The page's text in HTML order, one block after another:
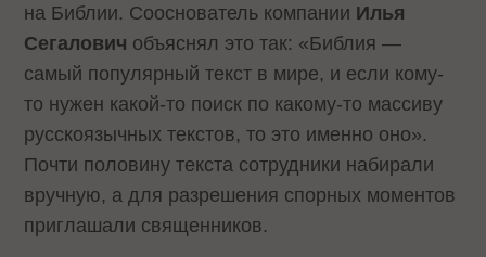
на Библии. Сооснователь компании Илья
Сегалович объяснял это так: «Библия —
самый популярный текст в мире, и если кому-
то нужен какой-то поиск по какому-то массиву
русскоязычных текстов, то это именно оно».
Почти половину текста сотрудники набирали
вручную, а для разрешения спорных моментов
приглашали священников.